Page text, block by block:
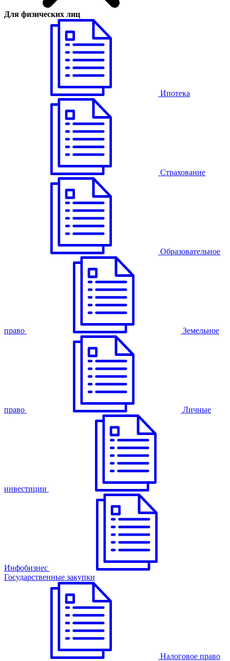
Для физических лиц
Ипотека
Страхование
Образовательное
право Земельное
право Личные
инвестиции
Инфобизнес
Государственные закупки
Налоговое право